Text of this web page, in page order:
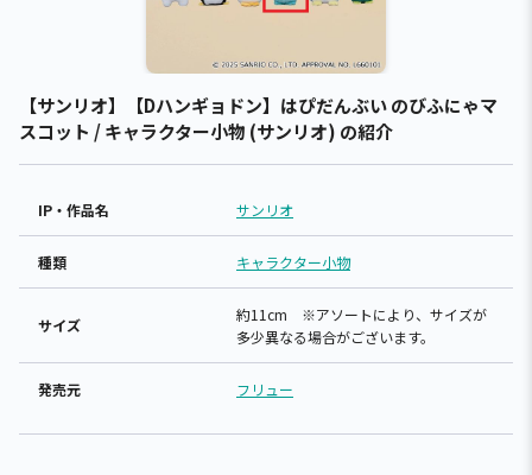
【サンリオ】【Dハンギョドン】はぴだんぶい のびふにゃマ
スコット / キャラクター小物 (サンリオ) の紹介
IP・作品名 サンリオ
種類 キャラクター小物
サイズ
約11cm ※アソートにより、サイズが
多少異なる場合がございます。
発売元 フリュー